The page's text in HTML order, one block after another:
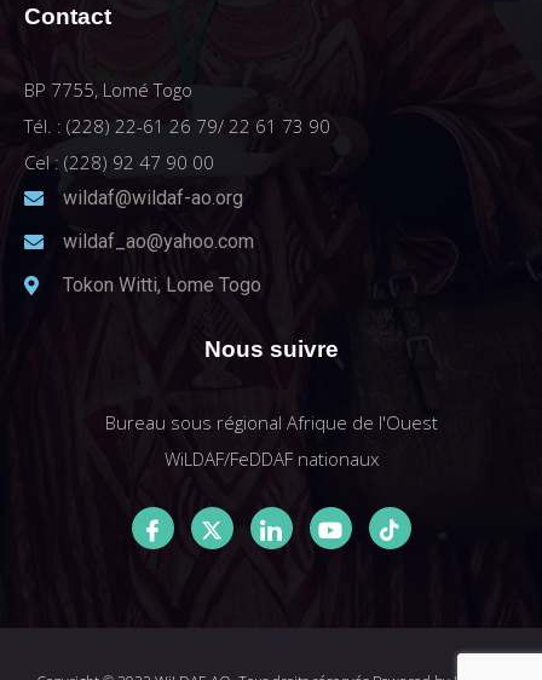
Contact
BP 7755, Lomé Togo
Tél. : (228) 22-61 26 79/ 22 61 73 90
Cel : (228) 92 47 90 00
wildaf@wildaf-ao.org
wildaf_ao@yahoo.com
Tokon Witti, Lome Togo
Nous suivre
Bureau sous régional Afrique de l'Ouest
WiLDAF/FeDDAF nationaux